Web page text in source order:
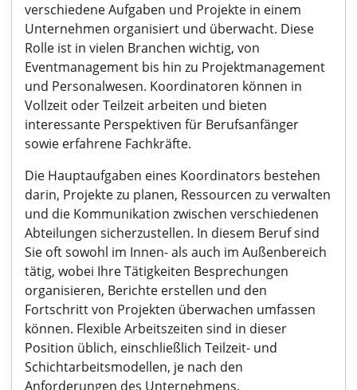
verschiedene Aufgaben und Projekte in einem
Unternehmen organisiert und überwacht. Diese
Rolle ist in vielen Branchen wichtig, von
Eventmanagement bis hin zu Projektmanagement
und Personalwesen. Koordinatoren können in
Vollzeit oder Teilzeit arbeiten und bieten
interessante Perspektiven für Berufsanfänger
sowie erfahrene Fachkräfte.
Die Hauptaufgaben eines Koordinators bestehen
darin, Projekte zu planen, Ressourcen zu verwalten
und die Kommunikation zwischen verschiedenen
Abteilungen sicherzustellen. In diesem Beruf sind
Sie oft sowohl im Innen- als auch im Außenbereich
tätig, wobei Ihre Tätigkeiten Besprechungen
organisieren, Berichte erstellen und den
Fortschritt von Projekten überwachen umfassen
können. Flexible Arbeitszeiten sind in dieser
Position üblich, einschließlich Teilzeit- und
Schichtarbeitsmodellen, je nach den
Anforderungen des Unternehmens.